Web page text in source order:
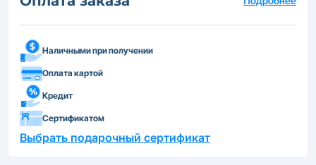
Наличными при получении
Оплата картой
Кредит
Сертификатом
Выбрать подарочный сертификат